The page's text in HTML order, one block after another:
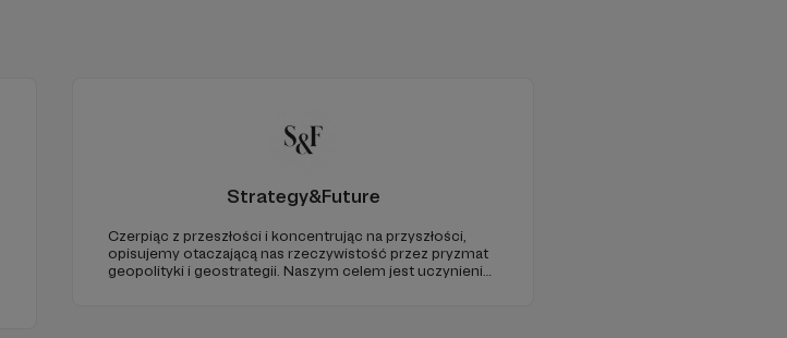
Strategy&Future
Czerpiąc z przeszłości i koncentrując na przyszłości,
opisujemy otaczającą nas rzeczywistość przez pryzmat
geopolityki i geostrategii. Naszym celem jest uczynienie